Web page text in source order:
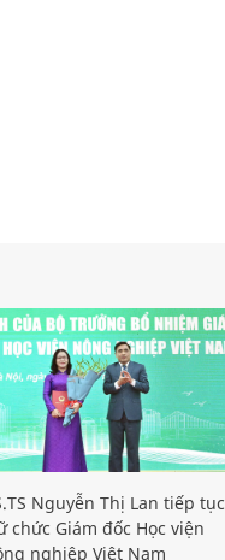
Nguyễn Thị Lan tiếp tục
chức Giám đốc Học viện
nghiệp Việt Nam